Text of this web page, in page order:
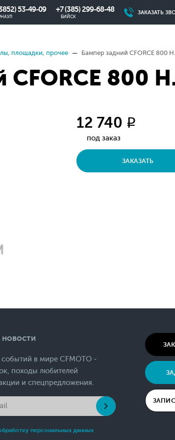
53-49-09 +7 (385) 299-68-48
БИЙСК
ЗАКАЗАТЬ
площадки, прочее Бампер задний CFORCE 800
800
12 740 q
под заказ
ЗАКАЗАТЬ
новости
событий в мире CFMOTO -
походы любителей
и спецпредложения.
персональных данных